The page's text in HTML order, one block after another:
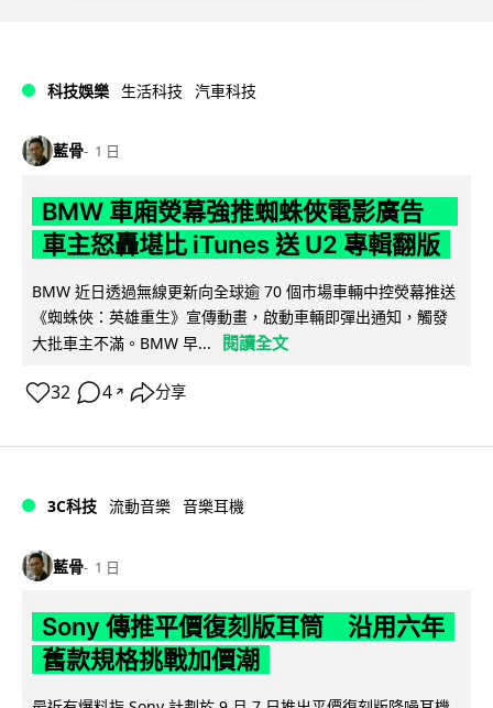
科技娛樂 生活科技 汽車科技
藍骨 1 日
BMW 車廂熒幕強推蜘蛛俠電影廣告
車主怒轟堪比 iTunes 送 U2 專輯翻版
BMW 近日透過無線更新向全球逾 70 個市場車輛中控熒幕推送
《蜘蛛俠：英雄重生》宣傳動畫，啟動車輛即彈出通知，觸發
大批車主不滿。BMW 早...
閱讀全文
32 4 ↗ 分享
3C科技 流動音樂 音樂耳機
藍骨 1 日
Sony 傳推平價復刻版耳筒 沿用六年
舊款規格挑戰加價潮